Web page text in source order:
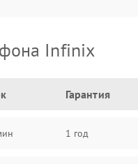
Infinix
Гарантия
1 год